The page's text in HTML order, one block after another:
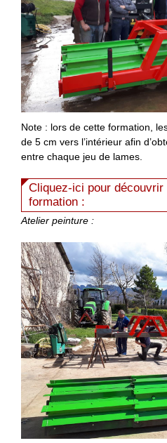
Note : lors de cette formation,
de 5 cm vers l’intérieur afin
entre chaque jeu de lames.
Cliquez-ici pour
formation :
Atelier peinture :